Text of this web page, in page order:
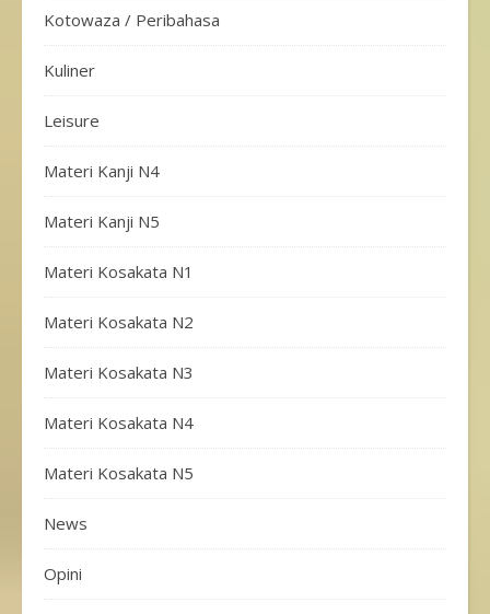
Kotowaza / Peribahasa
Kuliner
Leisure
Materi Kanji N4
Materi Kanji N5
Materi Kosakata N1
Materi Kosakata N2
Materi Kosakata N3
Materi Kosakata N4
Materi Kosakata N5
News
Opini